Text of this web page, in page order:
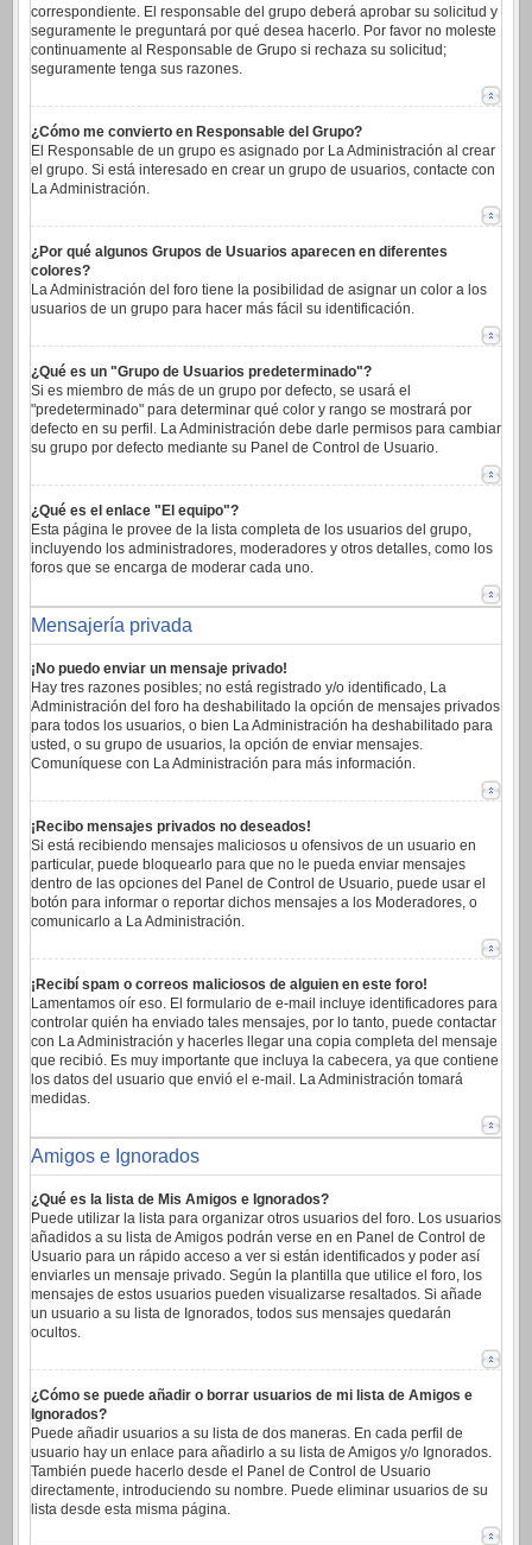
correspondiente. El responsable del grupo deberá aprobar su solicitud y
seguramente le preguntará por qué desea hacerlo. Por favor no moleste
continuamente al Responsable de Grupo si rechaza su solicitud;
seguramente tenga sus razones.
¿Cómo me convierto en Responsable del Grupo?
El Responsable de un grupo es asignado por La Administración al crear
el grupo. Si está interesado en crear un grupo de usuarios, contacte con
La Administración.
¿Por qué algunos Grupos de Usuarios aparecen en diferentes
colores?
La Administración del foro tiene la posibilidad de asignar un color a los
usuarios de un grupo para hacer más fácil su identificación.
¿Qué es un "Grupo de Usuarios predeterminado"?
Si es miembro de más de un grupo por defecto, se usará el
"predeterminado" para determinar qué color y rango se mostrará por
defecto en su perfil. La Administración debe darle permisos para cambiar
su grupo por defecto mediante su Panel de Control de Usuario.
¿Qué es el enlace "El equipo"?
Esta página le provee de la lista completa de los usuarios del grupo,
incluyendo los administradores, moderadores y otros detalles, como los
foros que se encarga de moderar cada uno.
Mensajería privada
¡No puedo enviar un mensaje privado!
Hay tres razones posibles; no está registrado y/o identificado, La
Administración del foro ha deshabilitado la opción de mensajes privados
para todos los usuarios, o bien La Administración ha deshabilitado para
usted, o su grupo de usuarios, la opción de enviar mensajes.
Comuníquese con La Administración para más información.
¡Recibo mensajes privados no deseados!
Si está recibiendo mensajes maliciosos u ofensivos de un usuario en
particular, puede bloquearlo para que no le pueda enviar mensajes
dentro de las opciones del Panel de Control de Usuario, puede usar el
botón para informar o reportar dichos mensajes a los Moderadores, o
comunicarlo a La Administración.
¡Recibí spam o correos maliciosos de alguien en este foro!
Lamentamos oír eso. El formulario de e-mail incluye identificadores para
controlar quién ha enviado tales mensajes, por lo tanto, puede contactar
con La Administración y hacerles llegar una copia completa del mensaje
que recibió. Es muy importante que incluya la cabecera, ya que contiene
los datos del usuario que envió el e-mail. La Administración tomará
medidas.
Amigos e Ignorados
¿Qué es la lista de Mis Amigos e Ignorados?
Puede utilizar la lista para organizar otros usuarios del foro. Los usuarios
añadidos a su lista de Amigos podrán verse en en Panel de Control de
Usuario para un rápido acceso a ver si están identificados y poder así
enviarles un mensaje privado. Según la plantilla que utilice el foro, los
mensajes de estos usuarios pueden visualizarse resaltados. Si añade
un usuario a su lista de Ignorados, todos sus mensajes quedarán
ocultos.
¿Cómo se puede añadir o borrar usuarios de mi lista de Amigos e
Ignorados?
Puede añadir usuarios a su lista de dos maneras. En cada perfil de
usuario hay un enlace para añadirlo a su lista de Amigos y/o Ignorados.
También puede hacerlo desde el Panel de Control de Usuario
directamente, introduciendo su nombre. Puede eliminar usuarios de su
lista desde esta misma página.